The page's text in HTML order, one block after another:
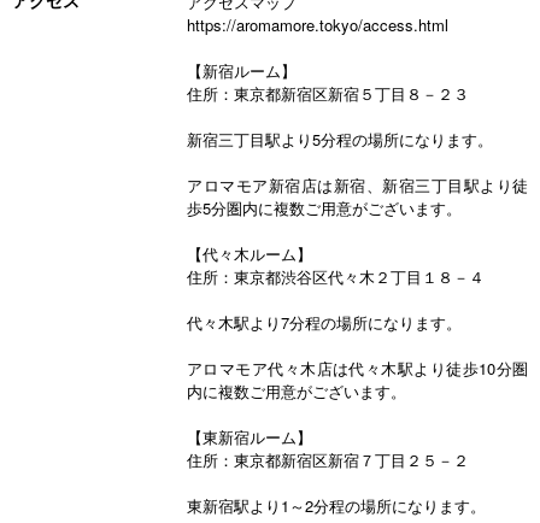
https://aromamore.tokyo/access.html
【新宿ルーム】
住所：東京都新宿区新宿５丁目８－２３
新宿三丁目駅より5分程の場所になります。
アロマモア新宿店は新宿、新宿三丁目駅より徒
歩5分圏内に複数ご用意がございます。
【代々木ルーム】
住所：東京都渋谷区代々木２丁目１８－４
代々木駅より7分程の場所になります。
アロマモア代々木店は代々木駅より徒歩10分圏
内に複数ご用意がございます。
【東新宿ルーム】
住所：東京都新宿区新宿７丁目２５－２
東新宿駅より1～2分程の場所になります。